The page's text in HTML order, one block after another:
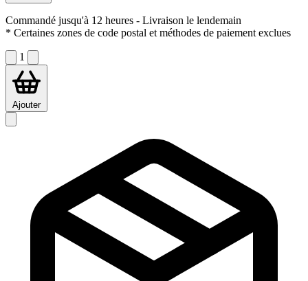
Commandé jusqu'à 12 heures - Livraison le lendemain
* Certaines zones de code postal et méthodes de paiement exclues
1
Ajouter